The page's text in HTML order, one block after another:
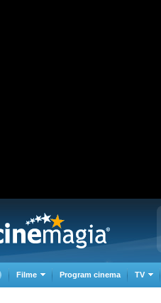
Filme Program cinema TV